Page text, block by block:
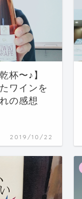
杯〜♪】
ワインを
の感想
2019/10/22